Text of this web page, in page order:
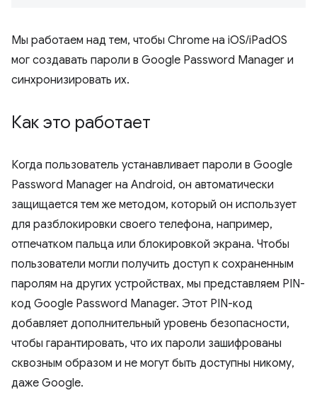
Мы работаем над тем, чтобы Chrome на iOS/iPadOS
мог создавать пароли в Google Password Manager и
синхронизировать их.
Как это работает
Когда пользователь устанавливает пароли в Google
Password Manager на Android, он автоматически
защищается тем же методом, который он использует
для разблокировки своего телефона, например,
отпечатком пальца или блокировкой экрана. Чтобы
пользователи могли получить доступ к сохраненным
паролям на других устройствах, мы представляем PIN-
код Google Password Manager. Этот PIN-код
добавляет дополнительный уровень безопасности,
чтобы гарантировать, что их пароли зашифрованы
сквозным образом и не могут быть доступны никому,
даже Google.